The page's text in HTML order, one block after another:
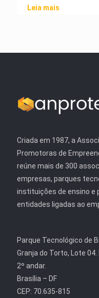
Leia mais
Criada em 1987, a
Promotoras de
reúne mais de 300
empresas, parques
instituições de ensino e
entidades ligadas ao
Parque Tecnológico de
Granja do Torto, Lote
2º andar.
Brasília – DF
CEP: 70.635-815